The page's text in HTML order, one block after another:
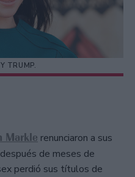
TRUMP.
Markle renunciaron a sus
de meses de
perdió sus títulos de